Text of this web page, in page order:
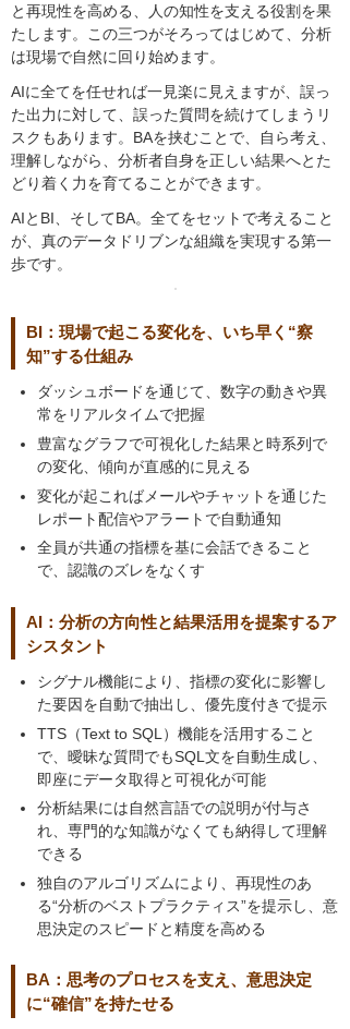
と再現性を高める、人の知性を支える役割を果
たします。この三つがそろってはじめて、分析
は現場で自然に回り始めます。
AIに全てを任せれば一見楽に見えますが、誤っ
た出力に対して、誤った質問を続けてしまうリ
スクもあります。BAを挟むことで、自ら考え、
理解しながら、分析者自身を正しい結果へとた
どり着く力を育てることができます。
AIとBI、そしてBA。全てをセットで考えること
が、真のデータドリブンな組織を実現する第一
歩です。
BI：現場で起こる変化を、いち早く“察
知”する仕組み
ダッシュボードを通じて、数字の動きや異
常をリアルタイムで把握
豊富なグラフで可視化した結果と時系列で
の変化、傾向が直感的に見える
変化が起こればメールやチャットを通じた
レポート配信やアラートで自動通知
全員が共通の指標を基に会話できること
で、認識のズレをなくす
AI：分析の方向性と結果活用を提案するア
シスタント
シグナル機能により、指標の変化に影響し
た要因を自動で抽出し、優先度付きで提示
TTS（Text to SQL）機能を活用すること
で、曖昧な質問でもSQL文を自動生成し、
即座にデータ取得と可視化が可能
分析結果には自然言語での説明が付与さ
れ、専門的な知識がなくても納得して理解
できる
独自のアルゴリズムにより、再現性のあ
る“分析のベストプラクティス”を提示し、意
思決定のスピードと精度を高める
BA：思考のプロセスを支え、意思決定
に“確信”を持たせる